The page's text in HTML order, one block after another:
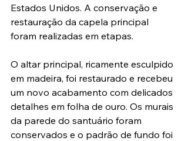
Estados Unidos. A conservação e
restauração da capela principal
foram realizadas em etapas.
O altar principal, ricamente esculpido
em madeira, foi restaurado e recebeu
um novo acabamento com delicados
detalhes em folha de ouro. Os murais
da parede do santuário foram
conservados e o padrão de fundo foi